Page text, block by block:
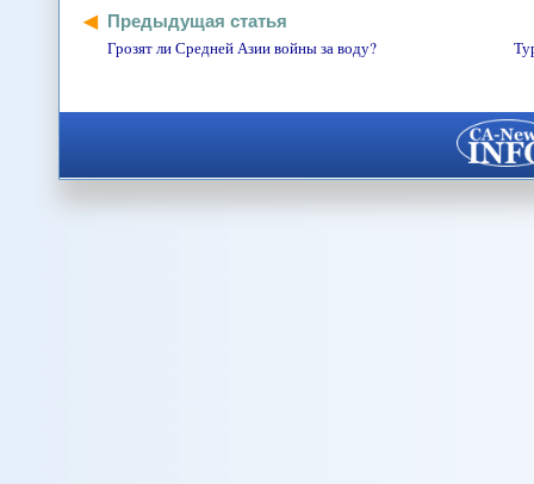
Предыдущая статья
Грозят ли Средней Азии войны за воду?